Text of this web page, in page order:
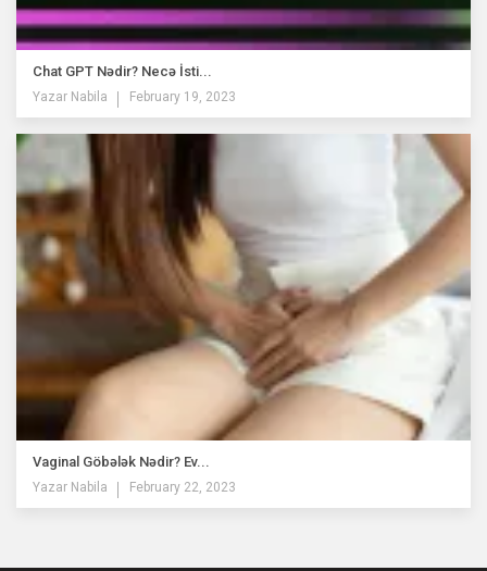
Chat GPT Nədir? Necə İsti...
Yazar Nabila February 19, 2023
Vaginal Göbələk Nədir? Ev...
Yazar Nabila February 22, 2023